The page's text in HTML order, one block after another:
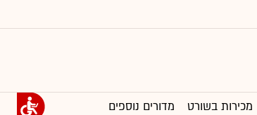
מכירות בשורט מדורים נוספים